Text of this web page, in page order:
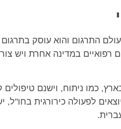
התרגום והוא עוסק
רפואיים במדינה אחרת ויש
כמו ניתוח, וישנם
לפעולה כירורגית בחו"ל,